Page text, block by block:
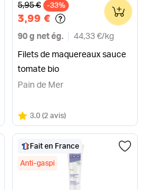
Ancien prix
5,95 € -33%
3,99 €
90 g net ég. 44,33 €/ kg
Filets de maquereaux sauce
tomate bio
0
Pain de Mer
Note
3.0 sur 5
(2 avis)
Fait en France
Anti-gaspi